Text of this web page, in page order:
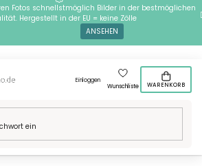
Fotos schnellstmöglich Bilder in der bestmöglichen
Hergestellt in der EU = keine Zölle
ANSEHEN
Einloggen
Wunschliste
WARENKORB
painting / Diamond Painting -
Hut